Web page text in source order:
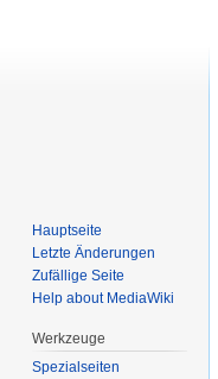
Hauptseite
Letzte Änderungen
Zufällige Seite
Help about MediaWiki
Werkzeuge
Spezialseiten